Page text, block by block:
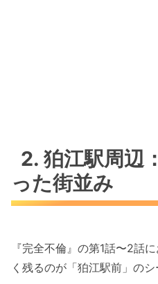
2. 狛江駅周辺
った街並み
『完全不倫』の第1話〜2話
く残るのが「狛江駅前」のシ